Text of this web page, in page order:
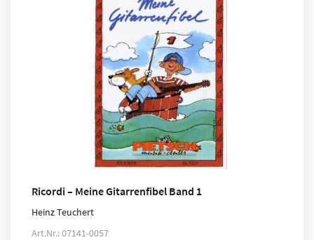
Ricordi – Meine Gitarrenfibel Band 1
Heinz Teuchert
Art.Nr.: 07141-0057